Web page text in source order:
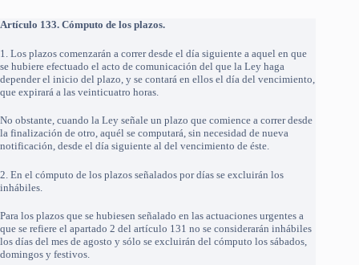
Artículo 133. Cómputo de los plazos.
1. Los plazos comenzarán a correr desde el día siguiente a aquel en que
se hubiere efectuado el acto de comunicación del que la Ley haga
depender el inicio del plazo, y se contará en ellos el día del vencimiento,
que expirará a las veinticuatro horas.
No obstante, cuando la Ley señale un plazo que comience a correr desde
la finalización de otro, aquél se computará, sin necesidad de nueva
notificación, desde el día siguiente al del vencimiento de éste.
2. En el cómputo de los plazos señalados por días se excluirán los
inhábiles.
Para los plazos que se hubiesen señalado en las actuaciones urgentes a
que se refiere el apartado 2 del artículo 131 no se considerarán inhábiles
los días del mes de agosto y sólo se excluirán del cómputo los sábados,
domingos y festivos.